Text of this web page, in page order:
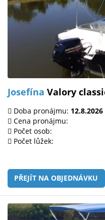
Josefína Valory
Doba pronájmu:
Cena pronájmu:
Počet osob:
Počet lůžek:
PŘEJÍT NA OBJEDNÁVKU